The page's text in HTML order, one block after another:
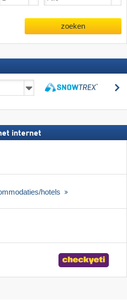
zoeken
internet
hotels